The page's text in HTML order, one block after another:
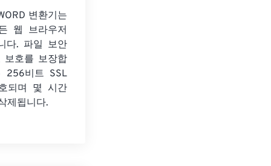
변환기는
웹 브라우저
다. 파일 보안
보호를 보장합
256비트 SSL
되며 몇 시간
제됩니다.